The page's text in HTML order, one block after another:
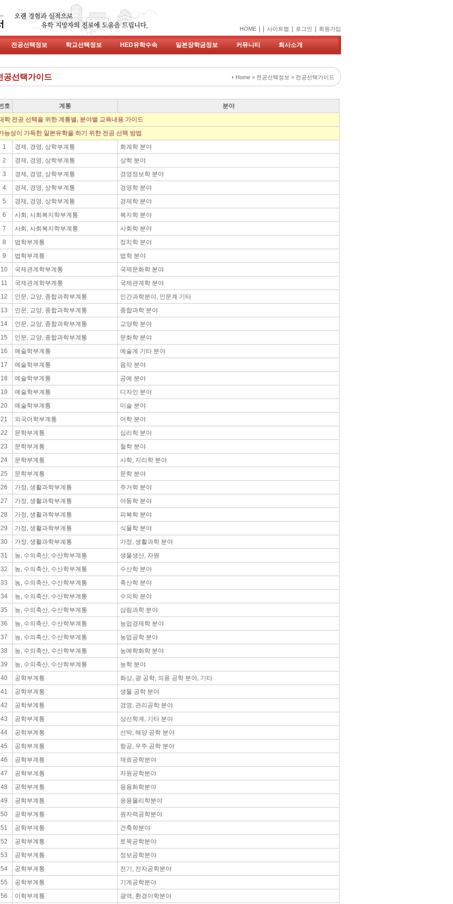
회원가입
로그인
사이트맵
HOME
전공선택정보 학교선택정보 HED유학수속 일본장학금정보 커뮤니티 회사소개
Home > 전공선택정보 > 전공선택가이드
공선택가이드
호 계통
분야
학 전공 선택을 위한 계통별, 분야별 교육내용 가이드
능성이 가득한 일본유학을 하기 위한 전공 선택 방법
1
경제, 경영, 상학부계통
회계학 분야
2
경제, 경영, 상학부계통
상학 분야
3
경제, 경영, 상학부계통
경영정보학 분야
4
경제, 경영, 상학부계통
경영학 분야
5
경제, 경영, 상학부계통
경제학 분야
6
사회, 사회복지학부계통
복지학 분야
7
사회, 사회복지학부계통
사회학 분야
8
법학부계통
정치학 분야
9
법학부계통
법학 분야
10
국제관계학부계통
국제문화학 분야
11
국제관계학부계통
국제관계학 분야
12
인문, 교양, 종합과학부계통
인간과학분야, 인문계 기타
13
인문, 교양, 종합과학부계통
종합과학 분야
14
인문, 교양, 종합과학부계통
교양학 분야
15
인문, 교양, 종합과학부계통
문화학 분야
16
예술학부계통
예술계 기타 분야
17
예술학부계통
음악 분야
18
예술학부계통
공예 분야
19
예술학부계통
디자인 분야
20
예술학부계통
미술 분야
21
외국어학부계통
어학 분야
22
문학부계통
심리학 분야
23
문학부계통
철학 분야
24
문학부계통
사학, 지리학 분야
25
문학부계통
문학 분야
26
가정, 생활과학부계통
주거학 분야
27
가정, 생활과학부계통
아동학 분야
28
가정, 생활과학부계통
피복학 분야
29
가정, 생활과학부계통
식물학 분야
30
가정, 생활과학부계통
가정, 생활과학 분야
31
농, 수의축산, 수산학부계통
생물생산, 자원
32
농, 수의축산, 수산학부계통
수산학 분야
33
농, 수의축산, 수산학부계통
축산학 분야
34
농, 수의축산, 수산학부계통
수의학 분야
35
농, 수의축산, 수산학부계통
삼림과학 분야
36
농, 수의축산, 수산학부계통
농업경제학 분야
37
농, 수의축산, 수산학부계통
농업공학 분야
38
농, 수의축산, 수산학부계통
농예학화학 분야
39
농, 수의축산, 수산학부계통
농학 분야
40
공학부계통
화상, 광 공학, 의용 공학 분야, 기타
41
공학부계통
생물 공학 분야
42
공학부계통
경영, 관리공학 분야
43
공학부계통
상선학계, 기타 분야
44
공학부계통
선박, 해양 공학 분야
45
공학부계통
항공, 우주 공학 분야
46
공학부계통
재료공학분야
47
공학부계통
자원공학분야
48
공학부계통
응용화학분야
49
공학부계통
응용물리학분야
50
공학부계통
원자력공학분야
51
공학부계통
건축학분야
52
공학부계통
토목공학분야
53
공학부계통
정보공학분야
54
공학부계통
전기, 전자공학분야
55
공학부계통
기계공학분야
56
이학부계통 광역, 환경이학분야